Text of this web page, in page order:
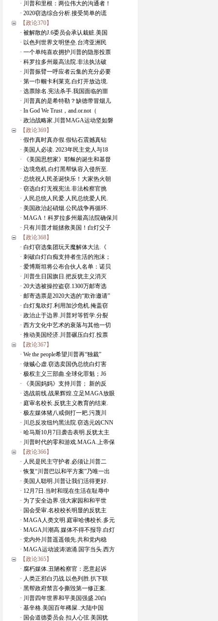
· 川普和里根：两位伟大的沟通者！
· 2020窃选综合分析.接受简单的谎
【政论370】
· 被解散的J.6委员会承认栽赃.美国
· 以色列世界文明堡垒.台湾亚洲民
· 一个单纯喜欢拥护川普的隐形投票
· 科罗拉多州最高法院.非法执法破
· 川普振臂一呼应者云集的充分必要
· 第一巾帼卡利莱克.白灯开放边境.
· 选票除名.宪法杀手.我国面临的噩
· 川普真的是希特勒？缺德带冒烟儿
· In God We Trust，and.or.not（
· 政治战略家.川普MAGA运动坚如磐
【政论369】
· 假作真时真亦假.假钻石震撼真钻
· 美国人必读. 2023年民主党人与18
· 《美国思想家》耶稣的诞生和基督
· 边境危机.白灯黑帮纵容入侵所至.
· 总统祝人民圣诞快乐！大家热火朝
· 窃选白灯无视宪法.非法检察官挑
· 人民总统人民爱.人民总统爱人民.
· 美国政治起硝烟.公民战争再循环.
· MAGA！科罗拉多州最高法院确保川
· 只有川普才能拯救美国！白灯父子
【政论368】
· 白灯窃选集团玩天魔解体大法.《
· 刺破白灯白痴支持者生活的泡沫；
· 爱博斯坦将公布合伙人名单：诺贝
· 川普生日国旗日.把反犹主义消灭
· 20大选被操控盗窃.1300万邮寄选
· 邮寄选票是2020大选的“欺诈邀请”
· 白灯鬼吹灯.利用加沙危机.掩盖窃
· 政治止于边界.川普对等哲学.分裂
· 西方文化中艺术的衰落与其他一切
· 推动美国经济.川普碾压白灯.投票
【政论367】
· We the people希望川普再“独裁”
· 做贼心虚.窃选卖国伪总统白灯害
· 极权主义三部曲.全球化罪魁；J6
· 《美国妈妈》支持川普； 新的反
· 选战前线.战果辉煌.立足MAGA放眼
· 庭审名校长.反犹主义教育的结束.
· 极左媒体猪八戒倒打一耙.污蔑川
· 川总反攻纽约黑法院.窃选元凶CNN
· 哈马斯10月7日袭击表明.反犹太主
· 川普时代的零和游戏.MAGA.上帝保
【政论366】
· 人民是民主守护者.必须让川普二
· 恢复“川普巴以和平方案”乃唯一出
· 美国人聪明.川普让我们活得更好.
· 12月7日.当时和现在生活在耻辱中
· 为了安全边界.强大家园和和平世
· 国会受审.名校校长明显的反犹主
· MAGA人类文明.庭审哈佛校长.多元
· MAGA川潮高.媒体不得不报导.白灯
· 党内外川普遥遥领先.共和党内稳
· MAGA运动波涛汹涌.国字当头.西方
【政论365】
· 腐朽媒体.丑陋检察官：恶意起诉
· 人类正邪白刃战.以色列胜.扒下联
· 黑帮政府禁言令撕毁第一修正案.
· 川普四年世界和平美国强盛.20白
· 基辛格.美国百年稀屎..大陆中国
· 国会道德委员会.扣人心弦.美国犹